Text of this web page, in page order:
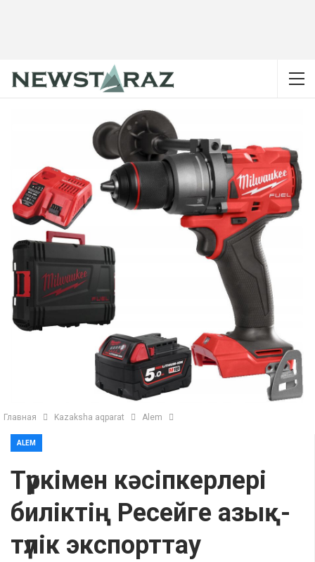
Главная Kazaksha aqparat Alem
ALEM
Түркімен кәсіпкерлері
биліктің Ресейге азық-
түлік экспорттау